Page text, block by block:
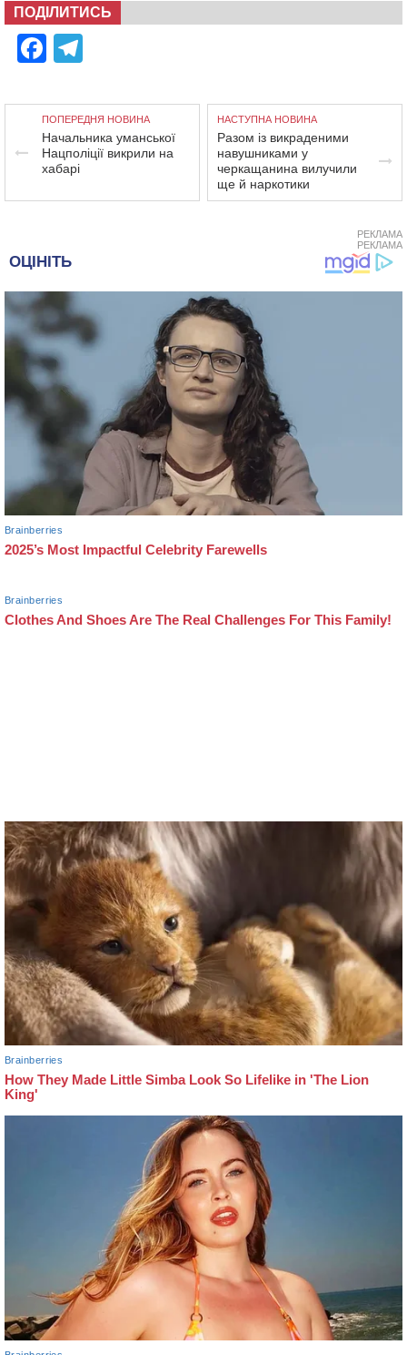
ПОДІЛИТИСЬ
Facebook
ПОПЕРЕДНЯ НОВИНА
Начальника уманської
Нацполіції викрили на
хабарі
НАСТУПНА НОВИНА
Разом із викраденими
навушниками у
черкащанина вилучили
ще й наркотики
РЕКЛАМА
РЕКЛАМА